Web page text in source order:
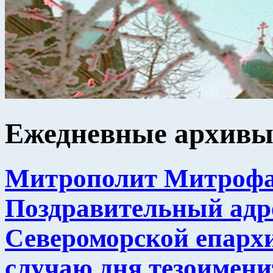
Ежедневные
Митрополит
Поздравительный
Североморской